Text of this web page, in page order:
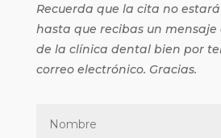
Recuerda que la cita no
hasta que recibas un
de la clínica dental bien por
correo electrónico. Gracias.